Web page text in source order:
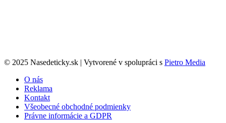
© 2025 Nasedeticky.sk | Vytvorené v spolupráci s Pietro Media
O nás
Reklama
Kontakt
Všeobecné obchodné podmienky
Právne informácie a GDPR